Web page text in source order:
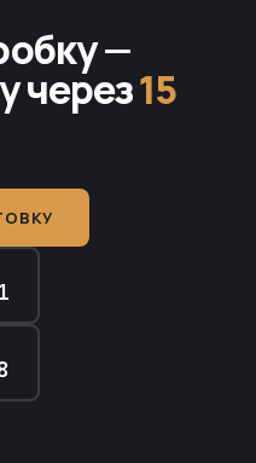
—
через15